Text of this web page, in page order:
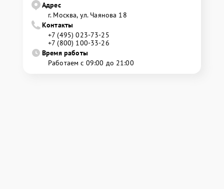
Адрес
г. Москва, ул. Чаянова 18
Контакты
+7 (495) 023-73-25
+7 (800) 100-33-26
Время работы
Работаем с 09:00 до 21:00